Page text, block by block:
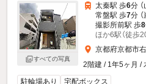
すべての写真
太秦駅 歩6分 （
常盤駅 歩7分
撮影所前駅 歩8
ほか6駅（徒歩
京都府京都市
2階建 / 1年5ヶ月 /
駐輪場あり
宅配ボックス